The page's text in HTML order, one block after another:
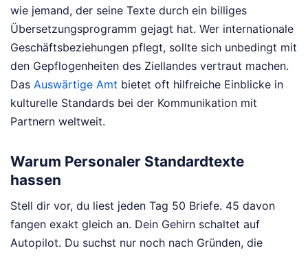
wie jemand, der seine Texte durch ein billiges
Übersetzungsprogramm gejagt hat. Wer internationale
Geschäftsbeziehungen pflegt, sollte sich unbedingt mit
den Gepflogenheiten des Ziellandes vertraut machen.
Das Auswärtige Amt bietet oft hilfreiche Einblicke in
kulturelle Standards bei der Kommunikation mit
Partnern weltweit.
Warum Personaler Standardtexte
hassen
Stell dir vor, du liest jeden Tag 50 Briefe. 45 davon
fangen exakt gleich an. Dein Gehirn schaltet auf
Autopilot. Du suchst nur noch nach Gründen, die